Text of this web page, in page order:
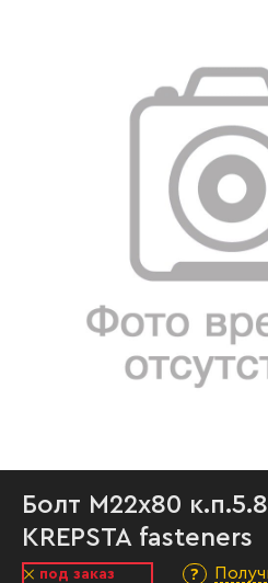
Болт М22х80
KREPSTA fasteners
под заказ